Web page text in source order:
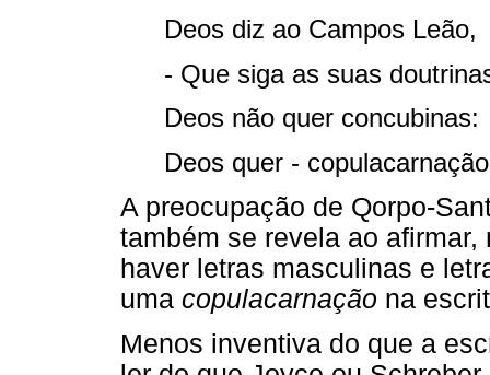
Deos diz ao Campos Leão,
- Que siga as suas
Deos não quer concubinas:
Deos quer -
A preocupação de Qorpo-
também se revela ao
haver letras masculinas e
uma copulacarnação na
Menos inventiva do que a